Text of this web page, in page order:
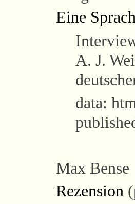
Eine
A. J.
data:
Max Bense
Rezension